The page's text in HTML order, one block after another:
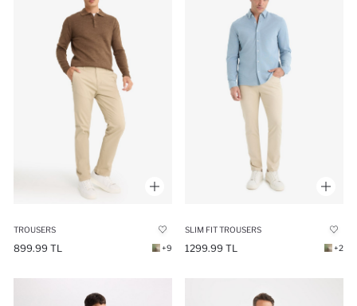
TROUSERS
899.99 TL +9
SLIM FIT TROUSERS
1299.99 TL +2